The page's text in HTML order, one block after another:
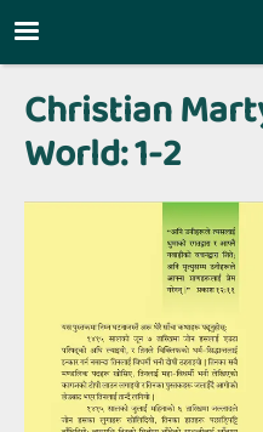
Skip to main content
Christian
World: 1-2